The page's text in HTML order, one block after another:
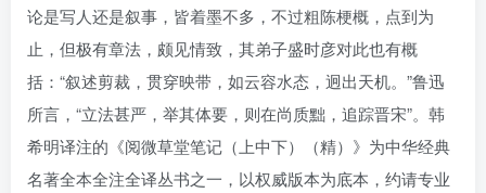
论是写人还是叙事，皆着墨不多，不过粗陈梗概，点到为
止，但极有章法，颇见情致，其弟子盛时彦对此也有概
括：“叙述剪裁，贯穿映带，如云容水态，迥出天机。”鲁迅
所言，“立法甚严，举其体要，则在尚质黜，追踪晋宋”。韩
希明译注的《阅微草堂笔记（上中下）（精）》为中华经典
名著全本全注全译丛书之一，以权威版本为底本，约请专业
用户名/手机号/邮箱
登录密码
记住登录 找回密码| 免密登录
登录